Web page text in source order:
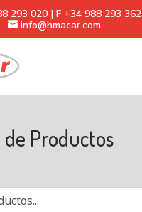
293 020 | F +34 988 293 362
info@hmacar.com
Productos